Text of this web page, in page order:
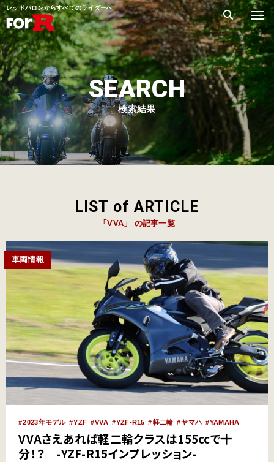
レッドバロンからすべてのライダーへ
SEARCH
検索結果
LIST of ARTICLE
「VVA」 の記事一覧
車両情報
2023年モデル YZF VVA YZF-R15 軽二輪 ヤマハ YAMAHA
VVAさえあれば軽二輪クラスは155ccで十
分！？ -YZF-R15インプレッション-